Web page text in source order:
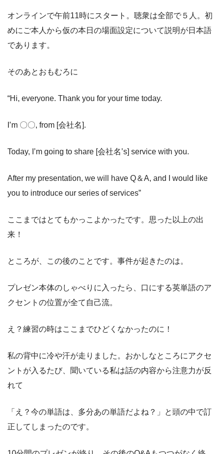
オンラインで午前11時にスタート。聴衆は全部で５人。初
めにご本人から仮の本日の場面設定について説明が日本語
であります。
そのあとおもむろに
“Hi, everyone. Thank you for your time today.
I’m 〇〇, from [会社名].
Today, I’m going to share [会社名’s] service with you.
After my presentation, we will have Q＆A, and I would like
you to introduce our series of services”
ここまではとてもかっこよかったです。思った以上の出
来！
ところが、この後のことです。事件が起きたのは。
プレゼン本体のしゃべりに入ったら、口にする英単語のア
クセントの位置が全て自己流。
え？練習の時はここまでひどくなかったのに！
私の背中に冷や汗が走りました。おかしなところにアクセ
ントが入るたび、聞いている私は話の内容から注意力が反
れて
「え？今の単語は、多分あの単語だよね？」と頭の中で訂
正してしまったのです。